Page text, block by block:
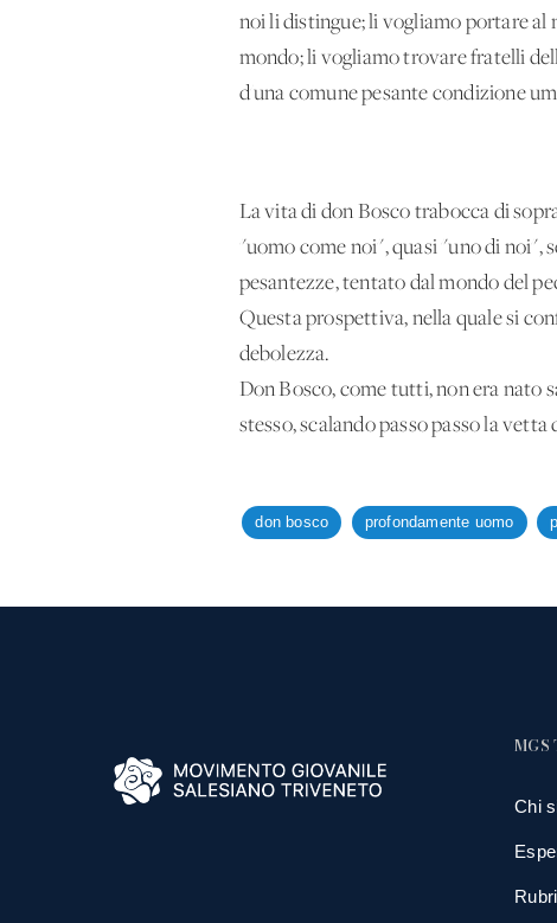
noi li distingue; li vogliamo portare al
mondo; li vogliamo trovare fratelli
d'una comune pesante condizione
La vita di don Bosco trabocca di
"uomo come noi", quasi "uno di noi",
pesantezze, tentato dal mondo del
Questa prospettiva, nella quale si
debolezza.
Don Bosco, come tutti, non era nato
stesso, scalando passo passo la vetta
don bosco profondamente uomo
Chi